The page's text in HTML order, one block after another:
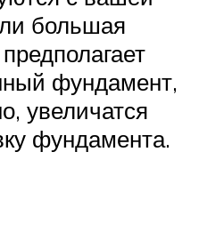
большая
фундамент,
увеличатся
фундамента.